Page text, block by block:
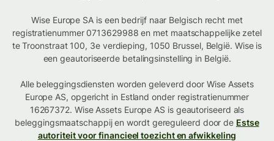
Wise Europe SA is een bedrijf naar Belgisch recht met
registratienummer 0713629988 en met maatschappelijke zetel
te Troonstraat 100, 3e verdieping, 1050 Brussel, België. Wise is
een geautoriseerde betalingsinstelling in België.
Alle beleggingsdiensten worden geleverd door Wise Assets
Europe AS, opgericht in Estland onder registratienummer
16267372. Wise Assets Europe AS is geautoriseerd als
beleggingsmaatschappij en wordt gereguleerd door de Estse
autoriteit voor financieel toezicht en afwikkeling